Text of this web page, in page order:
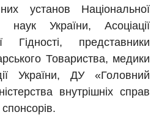
установ Національної
наук України, Асоціації
Гідності, представники
Товариства, медики
України, ДУ «Головний
внутрішніх справ